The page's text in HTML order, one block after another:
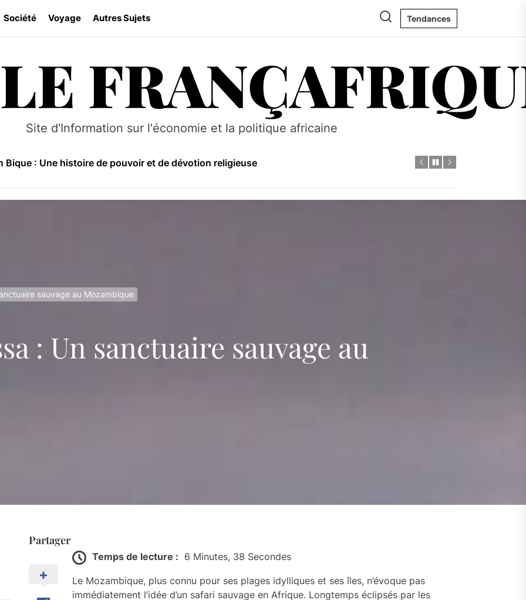
Société Voyage Autres Sujets Tendances
Site d'Information sur l'économie et la politique africaine
au Mozambique : Histoire, culture et traditions
Niassa : Un sanctuaire sauvage au Mozambique
le tourisme au Mozambique grâce à des pratiques durables
Bique : Une histoire de pouvoir et de dévotion religieuse
culturelle et coutumière du Mozambique
Bique : Une histoire de pouvoir et de dévotion religieuse
au Mozambique : Histoire, culture et traditions
sauvage au Mozambique
: Un sanctuaire sauvage au
Partager
Temps de lecture : 6 Minutes, 38 Secondes
Le Mozambique, plus connu pour ses plages idylliques et ses îles, n’évoque pas
immédiatement l’idée d’un safari sauvage en Afrique. Longtemps éclipsés par les